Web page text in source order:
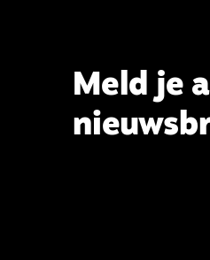
Meld je